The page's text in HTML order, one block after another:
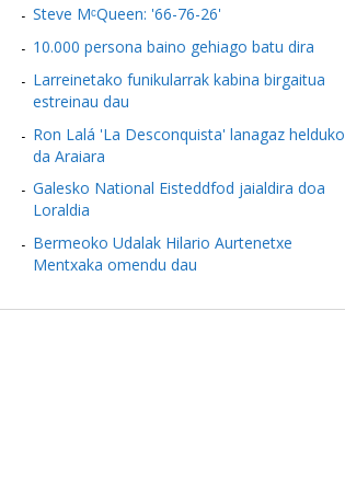
Steve MᶜQueen: '66-76-26'
10.000 persona baino gehiago batu dira
Larreinetako funikularrak kabina birgaitua
estreinau dau
Ron Lalá 'La Desconquista' lanagaz helduko
da Araiara
Galesko National Eisteddfod jaialdira doa
Loraldia
Bermeoko Udalak Hilario Aurtenetxe
Mentxaka omendu dau